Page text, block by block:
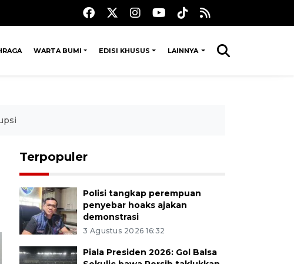
WARTA BUMI EDISI KHUSUS LAINNYA
Terpopuler
Polisi tangkap perempuan
penyebar hoaks ajakan
demonstrasi
3 Agustus 2026 16:32
Piala Presiden 2026: Gol Balsa